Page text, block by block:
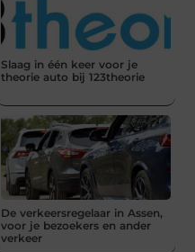
Slaag in één keer voor je
theorie auto bij 123theorie
De verkeersregelaar in Assen,
voor je bezoekers en ander
verkeer